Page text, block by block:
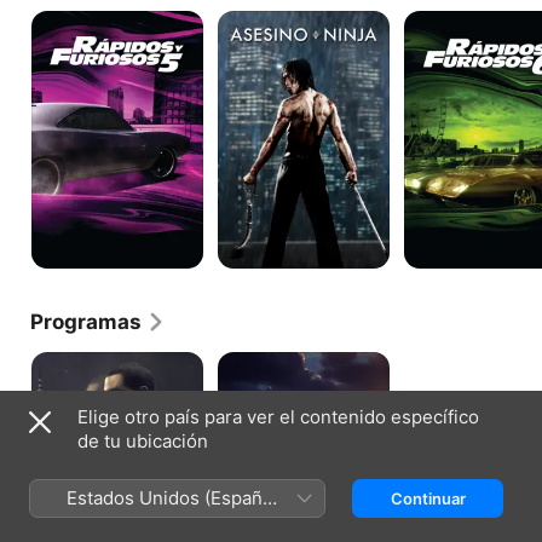
Rápidos
y
furiosos:
5in
control
Asesino
Ninja
Rápidos
y
furiosos
6
Programas
Power
Obi-
Wan
Elige otro país para ver el contenido específico
de tu ubicación
Estados Unidos (Español
México)
Continuar